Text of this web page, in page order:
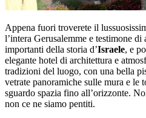
Appena fuori troverete il
l’intera Gerusalemme e testimone
importanti della storia d’Israele, e
elegante hotel di architettura e
tradizioni del luogo, con una bella
vetrate panoramiche sulle mura e le
sguardo spazia fino all’orizzonte.
non ce ne siamo pentiti.